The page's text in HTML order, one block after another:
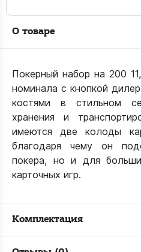
О товаре
Покерный набор на 200
номинала с кнопкой
костями в стильном
хранения и
имеются две колоды
благодаря чему он
покера, но и для
карточных игр.
Комплектация